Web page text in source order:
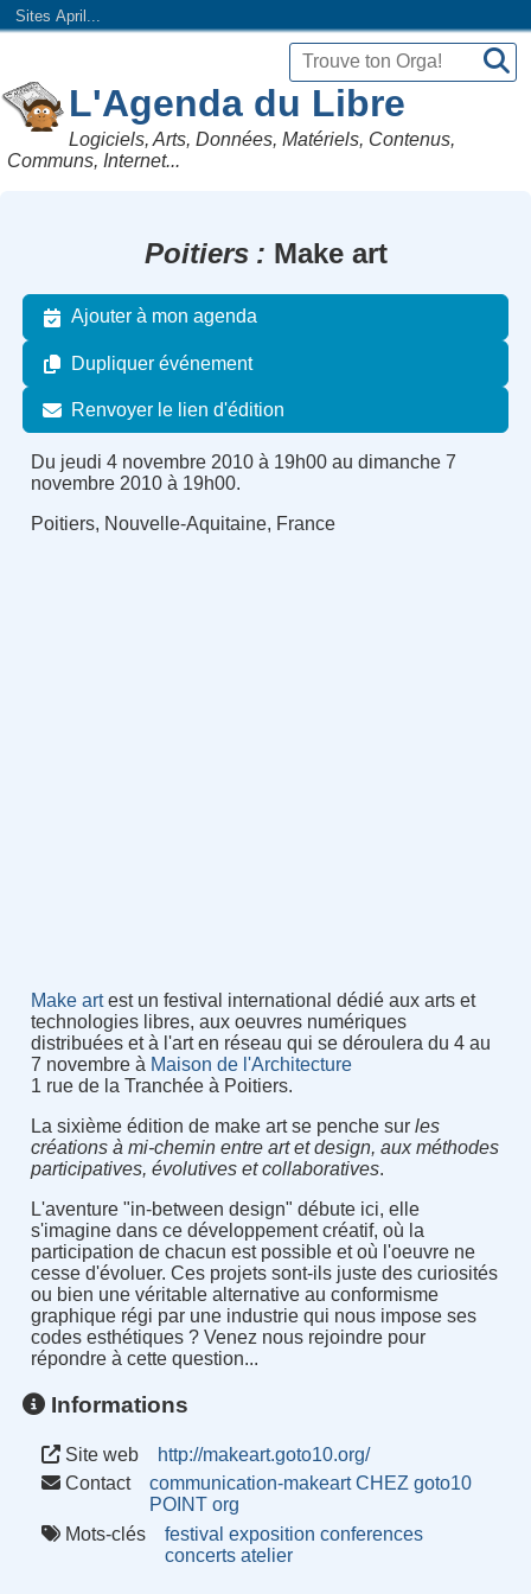
Sites April...
L'Agenda du Libre
Logiciels, Arts, Données, Matériels, Contenus,
Communs, Internet...
Poitiers Make art
Ajouter à mon agenda
Dupliquer événement
Renvoyer le lien d'édition
Du jeudi 4 novembre 2010 à 19h00 au dimanche 7
novembre 2010 à 19h00.
Poitiers, Nouvelle-Aquitaine, France
Make artest un festival international dédié aux arts et
technologies libres, aux oeuvres numériques
distribuées et à l'art en réseau qui se déroulera du 4 au
7 novembre à Maison de l'Architecture
1 rue de la Tranchée à Poitiers.
La sixième édition de make art se penche sur les
créations à mi-chemin entre art et design, aux méthodes
participatives, évolutives et collaboratives.
L'aventure "in-between design" débute ici, elle
s'imagine dans ce développement créatif, où la
participation de chacun est possible et où l'oeuvre ne
cesse d'évoluer. Ces projets sont-ils juste des curiosités
ou bien une véritable alternative au conformisme
graphique régi par une industrie qui nous impose ses
codes esthétiques ? Venez nous rejoindre pour
répondre à cette question...
Informations
Site web
http://makeart.goto10.org/
Contact
communication-makeart CHEZ goto10
POINT org
Mots-clés
festival exposition conferences
concerts atelier